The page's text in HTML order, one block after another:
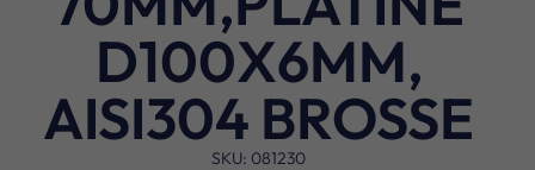
D100X6MM,
AISI304 BROSSE
SKU: 081230